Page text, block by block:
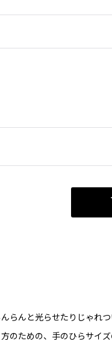
んと光らせたりじゃれ
のための、手のひらサイ